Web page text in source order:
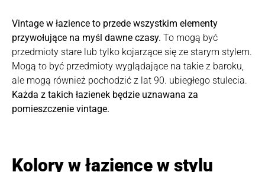
Vintage w łazience to przede wszystkim elementy
przywołujące na myśl dawne czasy. To mogą być
przedmioty stare lub tylko kojarzące się ze starym stylem.
Mogą to być przedmioty wyglądające na takie z baroku,
ale mogą również pochodzić z lat 90. ubiegłego stulecia.
Każda z takich łazienek będzie uznawana za
pomieszczenie vintage.
Kolory w łazience w stylu